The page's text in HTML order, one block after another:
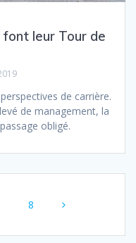
font leur Tour de
de carrière.
de management, la
obligé.
Page
8